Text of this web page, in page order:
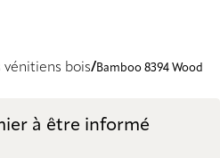
vénitiens bois
Bamboo 8394 Wood
à être informé